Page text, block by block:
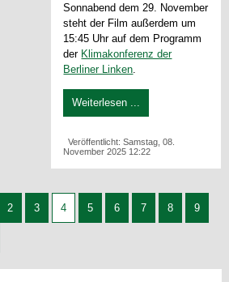
Sonnabend dem 29. November
steht der Film außerdem um
15:45 Uhr auf dem Programm
der Klimakonferenz der
Berliner Linken
Weiterlesen ...
Veröffentlicht: Samstag, 08.
November 2025 12:22
2 3 4 5 6 7 8 9